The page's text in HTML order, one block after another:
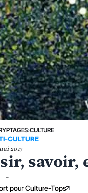
›CULTURE
CULTURE
2017
-
pour Culture-Tops